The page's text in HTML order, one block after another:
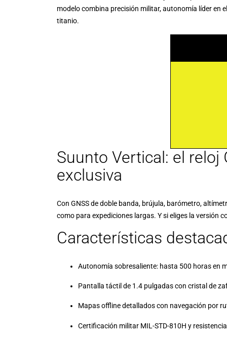
modelo combina precisión militar, autonomía líder en
titanio.
Suunto Vertical: el reloj
exclusiva
Con GNSS de doble banda, brújula, barómetro,
como para expediciones largas. Y si eliges la versión
Características
Autonomía sobresaliente: hasta 500 horas en
Pantalla táctil de 1.4 pulgadas con cristal de
Mapas offline detallados con navegación por
Certificación militar MIL-STD-810H y